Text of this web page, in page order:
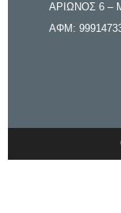
ΑΡΙΩΝΟΣ 6 –
ΑΦΜ: